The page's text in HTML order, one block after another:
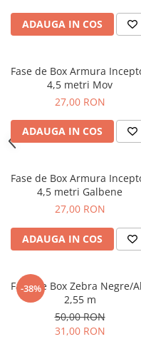
ADAUGA IN COS
Fase de Box Armura
4,5 metri Mov
27,00 RON
ADAUGA IN COS
Fase de Box Armura
4,5 metri Galbene
27,00 RON
ADAUGA IN COS
-38%
Fase de Box Zebra Negre/Alb
2,55 m
50,00 RON
31,00 RON